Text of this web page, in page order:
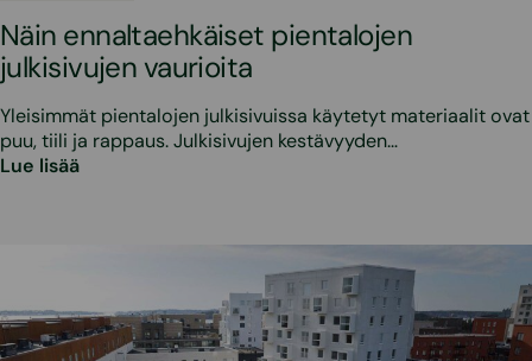
Näin ennaltaehkäiset pientalojen
julkisivujen vaurioita
Yleisimmät pientalojen julkisivuissa käytetyt materiaalit ovat
puu, tiili ja rappaus. Julkisivujen kestävyyden…
Lue lisää